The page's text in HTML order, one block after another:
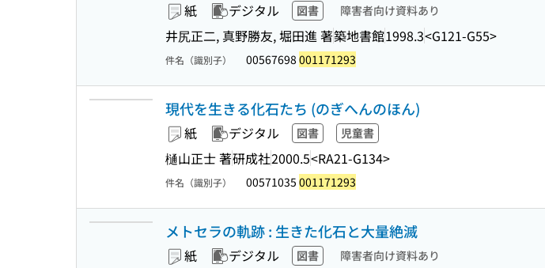
紙 デジタル 図書 障害者向け資料あり
井尻正二, 真野勝友, 堀田進 著築地書館1998.3<G121-G55>
件名（識別子） 00567698 001171293
現代を生きる化石たち (のぎへんのほん)
紙 デジタル 図書 児童書
樋山正士 著研成社2000.5<RA21-G134>
件名（識別子） 00571035 001171293
メトセラの軌跡 : 生きた化石と大量絶滅
紙 デジタル 図書 障害者向け資料あり